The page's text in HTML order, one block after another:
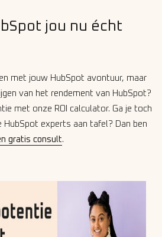
jou nu écht
met jouw HubSpot avontuur, maar
van het rendement van HubSpot?
met onze ROI calculator. Ga je toch
HubSpot experts aan tafel? Dan ben
gratis consult.